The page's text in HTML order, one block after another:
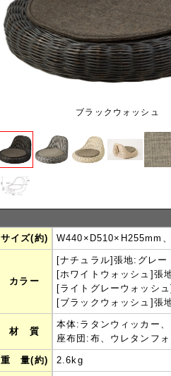
ブラックウォッシュ
サイズ(約) W440×D510×H255mm
カラー
[ナチュラル]張地:グレー
[ホワイトウォッシュ]張
[ライトグレーウォッシ
[ブラックウォッシュ]張
材 質
本体:ラタンウィッカー
座布団:布、ウレタンフ
重 量(約) 2.6kg